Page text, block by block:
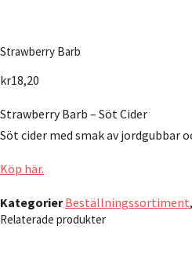
Strawberry Barb
kr18,20
Strawberry Barb – Söt Cider
Söt cider med smak av jordgubbar
Köp här.
Kategorier Beställningssortiment,
Relaterade produkter